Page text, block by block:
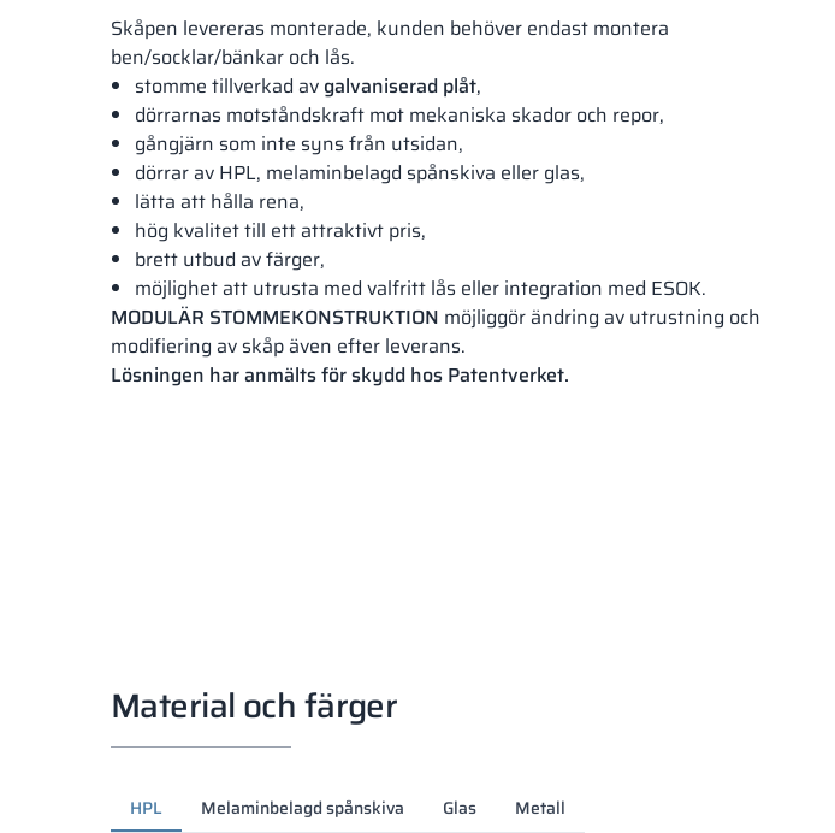
Skåpen levereras monterade, kunden behöver endast montera
ben/socklar/bänkar och lås.
stomme tillverkad av galvaniserad plåt,
dörrarnas motståndskraft mot mekaniska skador och repor,
gångjärn som inte syns från utsidan,
dörrar av HPL, melaminbelagd spånskiva eller glas,
lätta att hålla rena,
hög kvalitet till ett attraktivt pris,
brett utbud av färger,
möjlighet att utrusta med valfritt lås eller integration med ESOK.
MODULÄR STOMMEKONSTRUKTION möjliggör ändring av utrustning och
modifiering av skåp även efter leverans.
Lösningen har anmälts för skydd hos Patentverket.
Material och färger
HPL Melaminbelagd spånskiva Glas Metall